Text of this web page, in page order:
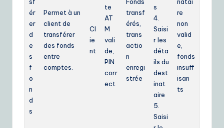
ér
er
d
e
s
f
o
n
d
s
Permet à un
client de
transférer
des fonds
entre
comptes.
Cl
ie
nt
te
AT
M
vali
de,
PIN
corr
ect
transf
érés,
trans
actio
n
enregi
strée
s
4.
Saisi
r les
déta
ils du
dest
inat
aire
5.
Saisi
re
non
valid
e,
fonds
insuff
isan
ts